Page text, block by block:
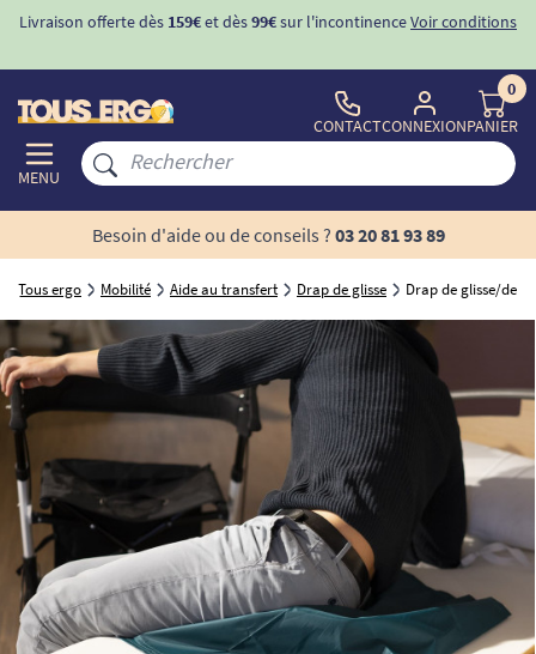
Livraison offerte dès 159€et dès99€sur l'incontinenceVoir conditions
MENU
CONTACTCONNEXION
0
PANIER
Besoin d'aide ou de conseils ? 03 20 81 93 89
Tous ergo Mobilité Aide au transfert Drap de glisse Drap de glisse/de